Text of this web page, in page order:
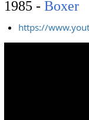
1985 - Boxer
https://